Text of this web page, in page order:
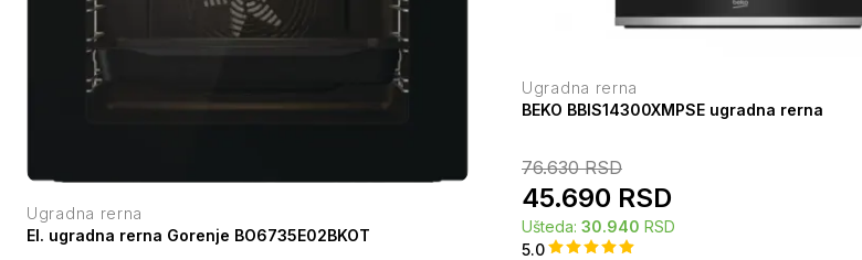
Ugradna rerna
El. ugradna rerna Gorenje BO6735E02BKOT
Ugradna rerna
BEKO BBIS14300XMPSE ugradna rerna
5.0
76.630RSD
45.690 RSD
Ušteda: 30.940 RSD